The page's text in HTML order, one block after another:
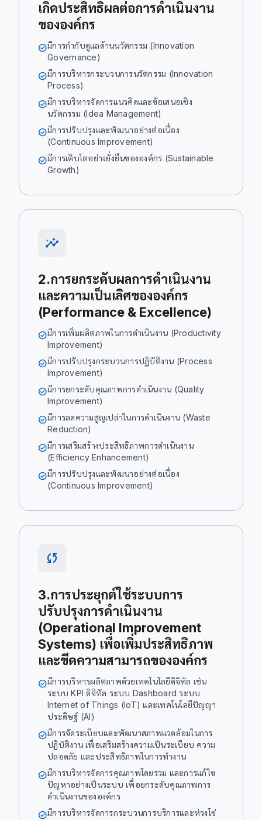
เกิดประสิทธิผลต่อการดำเนินงาน
ขององค์กร
check_circleมีการกำกับดูแลด้านนวัตกรรม (Innovation
Governance)
check_circleมีการบริหารกระบวนการนวัตกรรม (Innovation
Process)
check_circleมีการบริหารจัดการแนวคิดและข้อเสนอเชิง
นวัตกรรม (Idea Management)
check_circleมีการปรับปรุงและพัฒนาอย่างต่อเนื่อง
(Continuous Improvement)
check_circleมีการเติบโตอย่างยั่งยืนขององค์กร (Sustainable
Growth)
insights
2.การยกระดับผลการดำเนินงาน
และความเป็นเลิศขององค์กร
(Performance & Excellence)
check_circleมีการเพิ่มผลิตภาพในการดำเนินงาน (Productivity
Improvement)
check_circleมีการปรับปรุงกระบวนการปฏิบัติงาน (Process
Improvement)
check_circleมีการยกระดับคุณภาพการดำเนินงาน (Quality
Improvement)
check_circleมีการลดความสูญเปล่าในการดำเนินงาน (Waste
Reduction)
check_circleมีการเสริมสร้างประสิทธิภาพการดำเนินงาน
(Efficiency Enhancement)
check_circleมีการปรับปรุงและพัฒนาอย่างต่อเนื่อง
(Continuous Improvement)
sync
3.การประยุกต์ใช้ระบบการ
ปรับปรุงการดำเนินงาน
(Operational Improvement
Systems) เพื่อเพิ่มประสิทธิภาพ
และขีดความสามารถขององค์กร
check_circleมีการบริหารผลิตภาพด้วยเทคโนโลยีดิจิทัล เช่น
ระบบ KPI ดิจิทัล ระบบ Dashboard ระบบ
Internet of Things (IoT) และเทคโนโลยีปัญญา
ประดิษฐ์ (AI)
check_circleมีการจัดระเบียบและพัฒนาสภาพแวดล้อมในการ
ปฏิบัติงาน เพื่อเสริมสร้างความเป็นระเบียบ ความ
ปลอดภัย และประสิทธิภาพในการทำงาน
check_circleมีการบริหารจัดการคุณภาพโดยรวม และการแก้ไข
ปัญหาอย่างเป็นระบบ เพื่อยกระดับคุณภาพการ
ดำเนินงานขององค์กร
check_circleมีการบริหารจัดการกระบวนการบริการและห่วงโซ่